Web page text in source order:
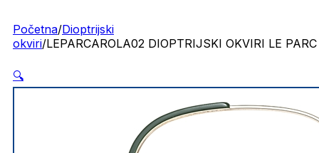
Početna/Dioptrijski
okviri/LEPARCAROLA02 DIOPTRIJSKI OKVIRI LE PARC
🔍